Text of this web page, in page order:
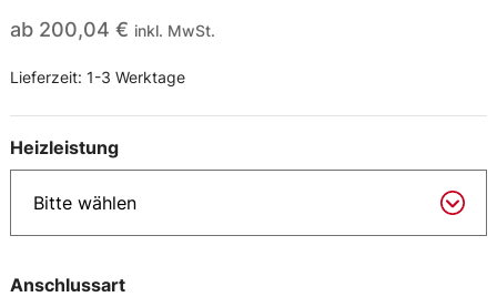
ab 200,04 € inkl. MwSt.
Lieferzeit: 1-3 Werktage
Heizleistung
Anschlussart